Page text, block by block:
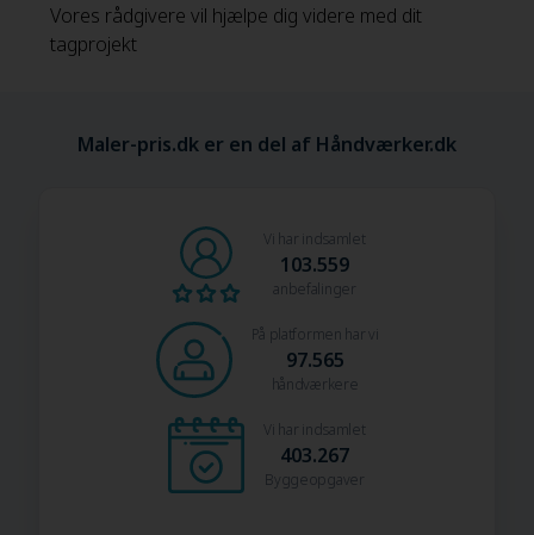
Vores rådgivere vil hjælpe dig videre med dit
tagprojekt
Maler-pris.dk er en del af Håndværker.dk
Vi har indsamlet
103.559
anbefalinger
På platformen har vi
97.565
håndværkere
Vi har indsamlet
403.267
Byggeopgaver